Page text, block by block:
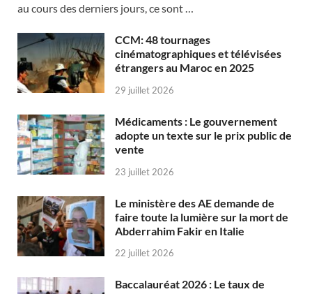
au cours des derniers jours, ce sont …
CCM: 48 tournages
cinématographiques et télévisées
étrangers au Maroc en 2025
29 juillet 2026
Médicaments : Le gouvernement
adopte un texte sur le prix public de
vente
23 juillet 2026
Le ministère des AE demande de
faire toute la lumière sur la mort de
Abderrahim Fakir en Italie
22 juillet 2026
Baccalauréat 2026 : Le taux de